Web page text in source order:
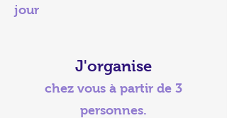
jour
J'organise
chez vous à partir de 3
personnes.